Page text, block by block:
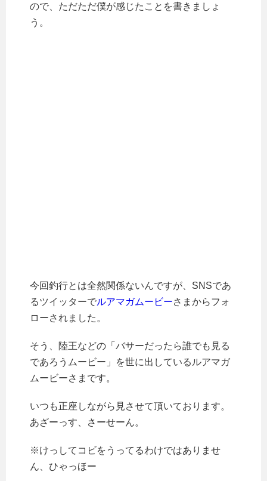
ので、ただただ僕が感じたことを書きましょ
う。
今回釣行とは全然関係ないんですが、SNSであ
るツイッターでルアマガムービーさまからフォ
ローされました。
そう、陸王などの「バサーだったら誰でも見る
であろうムービー」を世に出しているルアマガ
ムービーさまです。
いつも正座しながら見させて頂いております。
あざーっす、さーせーん。
※けっしてコビをうってるわけではありませ
ん、ひゃっほー